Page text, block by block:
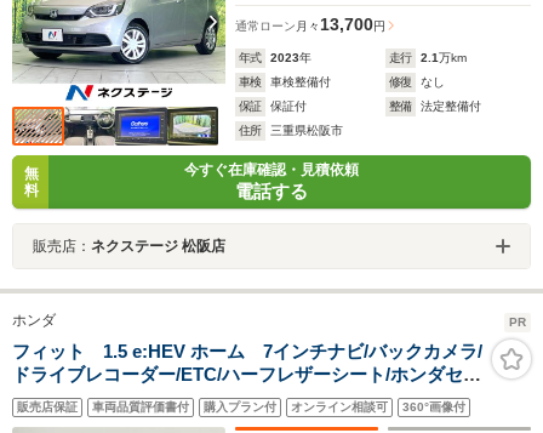
通常ローン 月々13,700円
年式 2023年 走行 2.1万km
車検
車検整備付 修復
なし
保証
保証付 整備
法定整備付
住所
三重県松阪市
無
料
今すぐ在庫確認・見積依頼
電話する
販売店： ネクステージ 松阪店
ホンダ PR
フィット 1.5 e:HEV ホーム 7インチナビ/バックカメラ/
ドライブレコーダー/ETC/ハーフレザーシート/ホンダセン
シング/衝突軽減ブレーキ/車線維持支援システム/アダプテ
ィブクルーズコントロール/パーキングセンサー/LEDライ
販売店保証 車両品質評価書付 購入プラン付 オンライン相談可 360°画像付